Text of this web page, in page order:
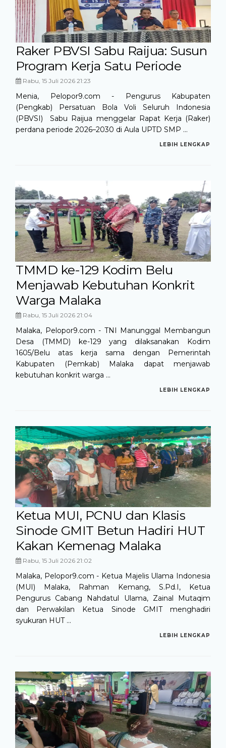
Raker PBVSI Sabu Raijua: Susun
Program Kerja Satu Periode
Rabu, 15 Juli 2026 21:23
Menia, Pelopor9.com - Pengurus Kabupaten
(Pengkab) Persatuan Bola Voli Seluruh Indonesia
(PBVSI) Sabu Raijua menggelar Rapat Kerja (Raker)
perdana periode 2026–2030 di Aula UPTD SMP ...
LEBIH LENGKAP
TMMD ke-129 Kodim Belu
Menjawab Kebutuhan Konkrit
Warga Malaka
Rabu, 15 Juli 2026 21:04
Malaka, Pelopor9.com - TNI Manunggal Membangun
Desa (TMMD) ke-129 yang dilaksanakan Kodim
1605/Belu atas kerja sama dengan Pemerintah
Kabupaten (Pemkab) Malaka dapat menjawab
kebutuhan konkrit warga ...
LEBIH LENGKAP
Ketua MUI, PCNU dan Klasis
Sinode GMIT Betun Hadiri HUT
Kakan Kemenag Malaka
Rabu, 15 Juli 2026 21:02
Malaka, Pelopor9.com - Ketua Majelis Ulama Indonesia
(MUI) Malaka, Rahman Kemang, S.Pd.I, Ketua
Pengurus Cabang Nahdatul Ulama, Zainal Mutaqim
dan Perwakilan Ketua Sinode GMIT menghadiri
syukuran HUT ...
LEBIH LENGKAP